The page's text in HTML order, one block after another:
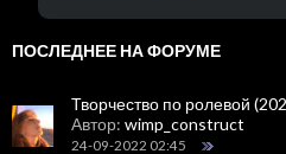
ПОСЛЕДНЕЕ НА ФОРУМЕ
Творчество по ролевой
Автор: wimp_construct
24-09-2022 02:45